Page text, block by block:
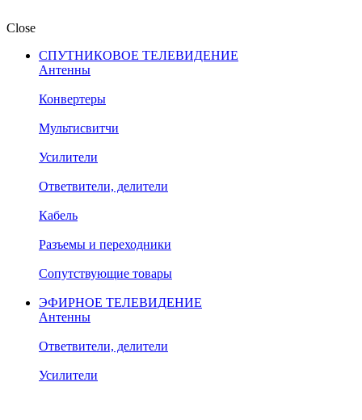
Close
СПУТНИКОВОЕ ТЕЛЕВИДЕНИЕ
Антенны
Конвертеры
Мультисвитчи
Усилители
Ответвители, делители
Кабель
Разъемы и переходники
Сопутствующие товары
ЭФИРНОЕ ТЕЛЕВИДЕНИЕ
Антенны
Ответвители, делители
Усилители